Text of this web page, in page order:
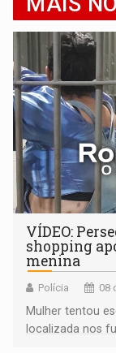
VÍDEO:
shopping
menina
Polícia 08
Mulher tentou
localizada nos